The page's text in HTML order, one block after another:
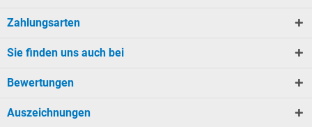
Zahlungsarten
Sie finden uns auch bei
Bewertungen
Auszeichnungen